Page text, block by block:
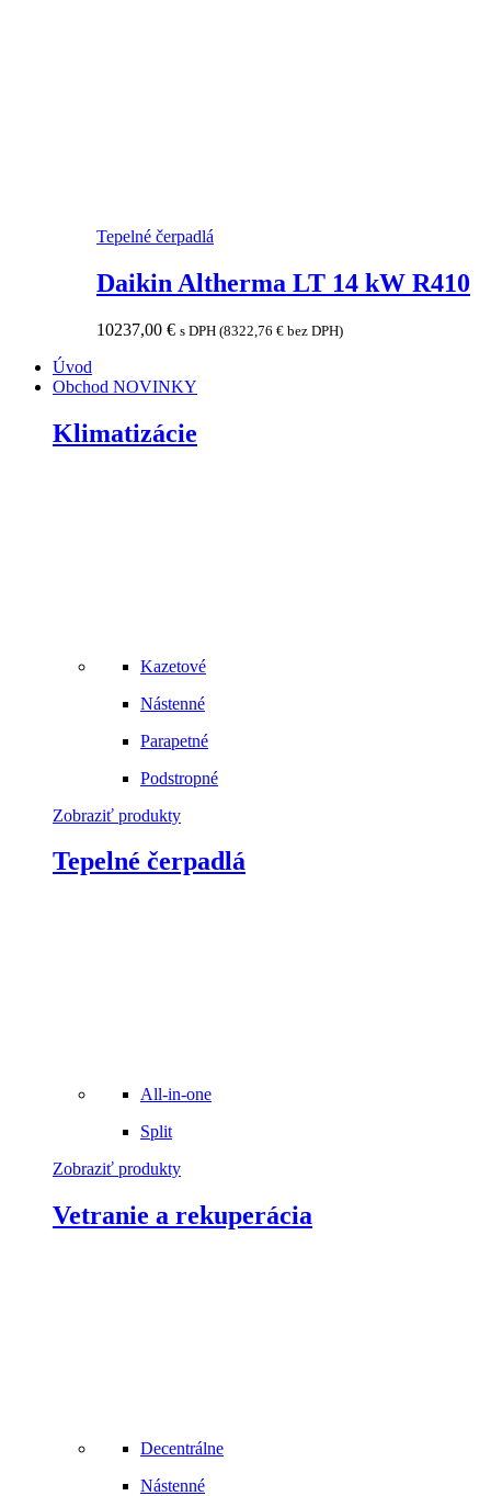
Tepelné čerpadlá
Daikin Altherma LT 14 kW R410
10237,00 € s DPH (8322,76 € bez DPH)
Úvod
Obchod NOVINKY
Klimatizácie
Kazetové
Nástenné
Parapetné
Podstropné
Zobraziť produkty
Tepelné čerpadlá
All-in-one
Split
Zobraziť produkty
Vetranie a rekuperácia
Decentrálne
Nástenné